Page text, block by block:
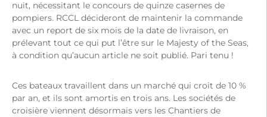
nuit, nécessitant le concours de quinze casernes de
pompiers. RCCL décideront de maintenir la commande
avec un report de six mois de la date de livraison, en
prélevant tout ce qui put l’être sur le Majesty of the Seas,
à condition qu’aucun article ne soit publié. Pari tenu !
Ces bateaux travaillent dans un marché qui croit de 10 %
par an, et ils sont amortis en trois ans. Les sociétés de
croisière viennent désormais vers les Chantiers de